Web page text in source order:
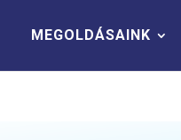
MEGOLDÁSAINK